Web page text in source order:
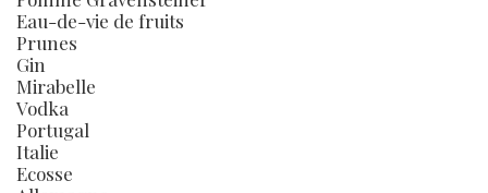
Eau-de-vie de fruits
Prunes
Gin
Mirabelle
Vodka
Portugal
Italie
Ecosse